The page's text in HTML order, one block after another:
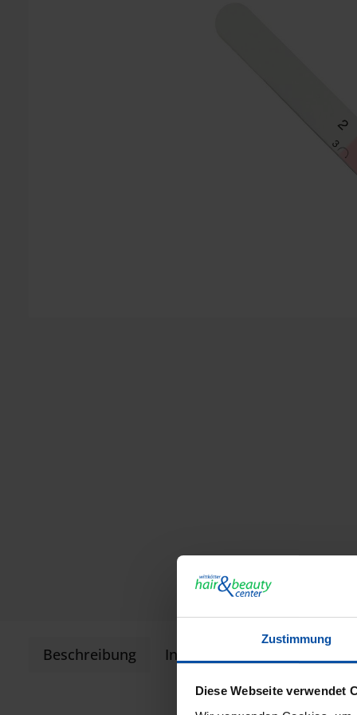
Zustimmung
Diese Webseite verwendet
Beschreibung Informationen zur